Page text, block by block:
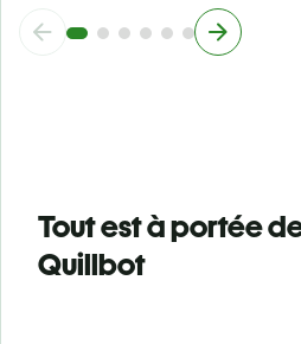
Tout est à portée
Quillbot